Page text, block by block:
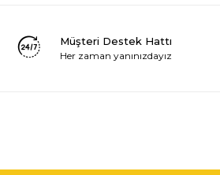
Müşteri Destek Hattı
Her zaman yanınızdayız